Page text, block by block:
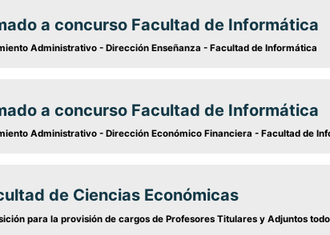
a concurso Facultad de Informática
Administrativo - Dirección Enseñanza - Facultad de Informática
a concurso Facultad de Informática
Administrativo - Dirección Económico Financiera - Facultad de
de Ciencias Económicas
para la provisión de cargos de Profesores Titulares y Adjuntos